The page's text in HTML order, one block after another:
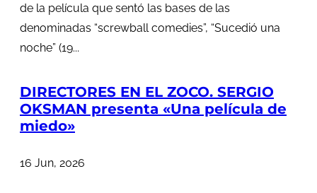
de la película que sentó las bases de las
denominadas “screwball comedies”, “Sucedió una
noche” (19...
DIRECTORES EN EL ZOCO. SERGIO
OKSMAN presenta «Una película de
miedo»
16 Jun, 2026